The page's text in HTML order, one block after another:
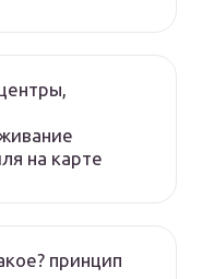
на карте
принцип